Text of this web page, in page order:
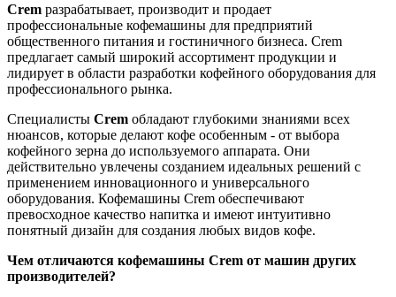
Crem разрабатывает, производит и продает
профессиональные кофемашины для предприятий
общественного питания и гостиничного бизнеса. Crem
предлагает самый широкий ассортимент продукции и
лидирует в области разработки кофейного оборудования для
профессионального рынка.
Специалисты Crem обладают глубокими знаниями всех
нюансов, которые делают кофе особенным - от выбора
кофейного зерна до используемого аппарата. Они
действительно увлечены созданием идеальных решений с
применением инновационного и универсального
оборудования. Кофемашины Crem обеспечивают
превосходное качество напитка и имеют интуитивно
понятный дизайн для создания любых видов кофе.
Чем отличаются кофемашины Crem от машин других
производителей?